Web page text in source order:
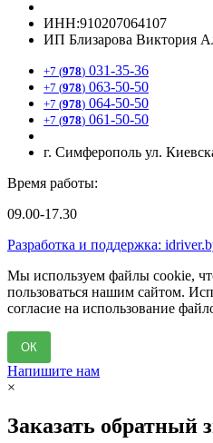
ИНН:910207064107
ИП Близарова Виктория
+7 (978) 031-35-36
+7 (978) 063-50-50
+7 (978) 064-50-50
+7 (978) 061-50-50
г. Симферополь ул.
Время работы:
09.00-17.30
Разработка и поддержка:
Мы используем файлы cookie,
пользоваться нашим сайтом.
согласие на использование
ОК
Напишите нам
×
Заказать обратный